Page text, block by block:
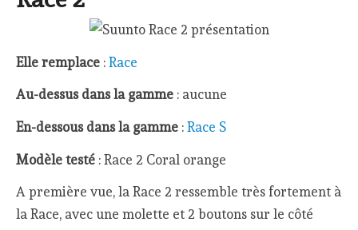
Elle remplace :Race
Au-dessus dans la gamme : aucune
En-dessous dans la gamme :Race S
Modèle testé : Race 2 Coral orange
A première vue, la Race 2 ressemble très fortement à
la Race, avec une molette et 2 boutons sur le côté